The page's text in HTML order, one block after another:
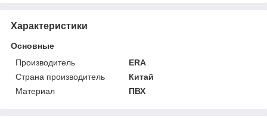
Характеристики
Основные
Производитель
ERA
Страна производитель
Китай
Материал
ПВХ